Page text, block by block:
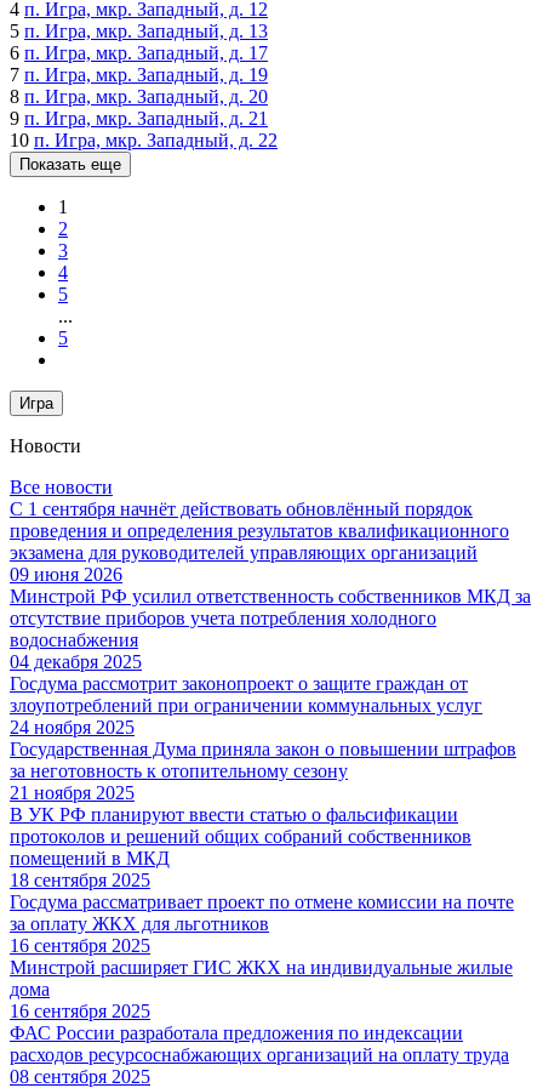
4 п. Игра, мкр. Западный, д. 12
5 п. Игра, мкр. Западный, д. 13
6 п. Игра, мкр. Западный, д. 17
7 п. Игра, мкр. Западный, д. 19
8 п. Игра, мкр. Западный, д. 20
9 п. Игра, мкр. Западный, д. 21
10 п. Игра, мкр. Западный, д. 22
Показать еще
1
2
3
4
5
...
5
Игра
Новости
Все новости
С 1 сентября начнёт действовать обновлённый порядок
проведения и определения результатов квалификационного
экзамена для руководителей управляющих организаций
09 июня 2026
Минстрой РФ усилил ответственность собственников МКД за
отсутствие приборов учета потребления холодного
водоснабжения
04 декабря 2025
Госдума рассмотрит законопроект о защите граждан от
злоупотреблений при ограничении коммунальных услуг
24 ноября 2025
Государственная Дума приняла закон о повышении штрафов
за неготовность к отопительному сезону
21 ноября 2025
В УК РФ планируют ввести статью о фальсификации
протоколов и решений общих собраний собственников
помещений в МКД
18 сентября 2025
Госдума рассматривает проект по отмене комиссии на почте
за оплату ЖКХ для льготников
16 сентября 2025
Минстрой расширяет ГИС ЖКХ на индивидуальные жилые
дома
16 сентября 2025
ФАС России разработала предложения по индексации
расходов ресурсоснабжающих организаций на оплату труда
08 сентября 2025